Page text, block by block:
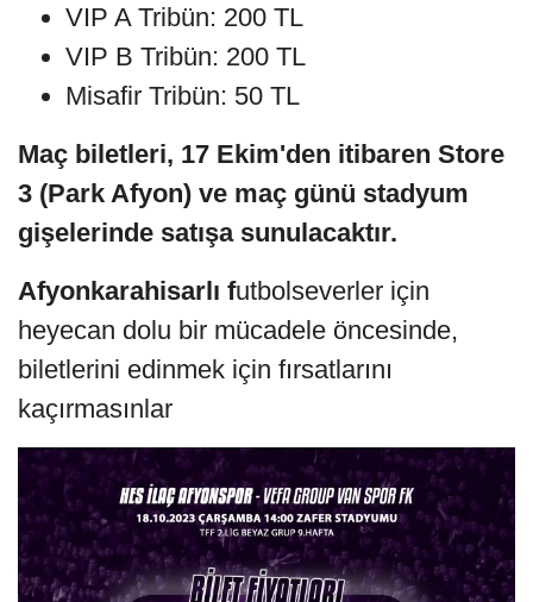
VIP A Tribün: 200 TL
VIP B Tribün: 200 TL
Misafir Tribün: 50 TL
Maç biletleri, 17 Ekim'den itibaren Store
3 (Park Afyon) ve maç günü stadyum
gişelerinde satışa sunulacaktır.
Afyonkarahisarlı futbolseverler için
heyecan dolu bir mücadele öncesinde,
biletlerini edinmek için fırsatlarını
kaçırmasınlar